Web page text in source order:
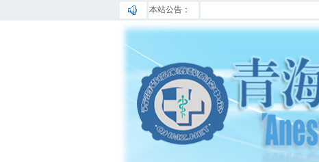
本站公告：